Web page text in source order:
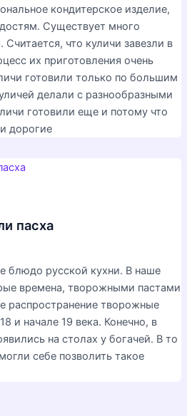
кондитерское изделие,
Существует много
Считается, что куличи завезли в
их приготовления очень
готовили только по большим
делали с разнообразными
готовили еще и потому что
дорогие
пасха
блюдо русской кухни. В наше
времена, творожными пастами
распространение творожные
и начале 19 века. Конечно, в
на столах у богачей. В то
себе позволить такое